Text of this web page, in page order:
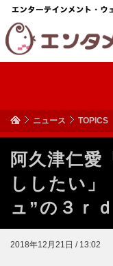
ニュース TOPICS
阿久津仁愛
ししたい
ュ”の３ｒ
2018年12月21日 / 13:02